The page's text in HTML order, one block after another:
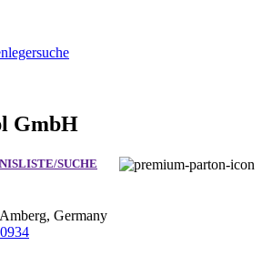
GmbH
SUCHE
Germany